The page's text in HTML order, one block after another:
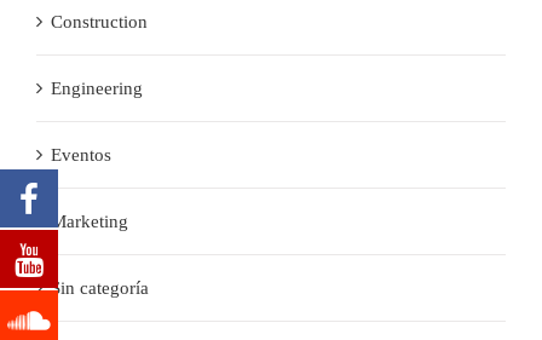
Construction
Engineering
Eventos
Marketing
Sin categoría